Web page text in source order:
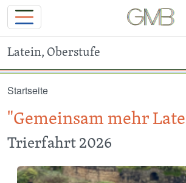
Latein, Oberstufe
Startseite
"Gemeinsam mehr
Trierfahrt 2026
Image